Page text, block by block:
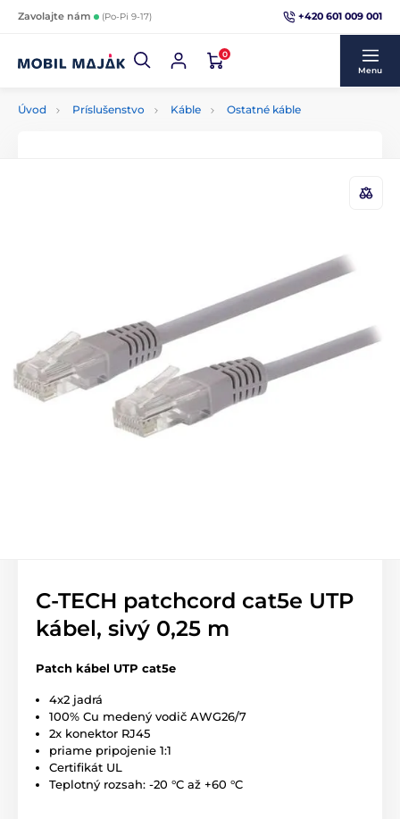
Zavolajte nám (Po-Pi 9-17) +420 601 009 001
0
Menu
Úvod Príslušenstvo Káble Ostatné káble
C-TECH patchcord cat5e UTP
kábel, sivý 0,25 m
Patch kábel UTP cat5e
4x2 jadrá
100% Cu medený vodič AWG26/7
2x konektor RJ45
priame pripojenie 1:1
Certifikát UL
Teplotný rozsah: -20 °C až +60 °C